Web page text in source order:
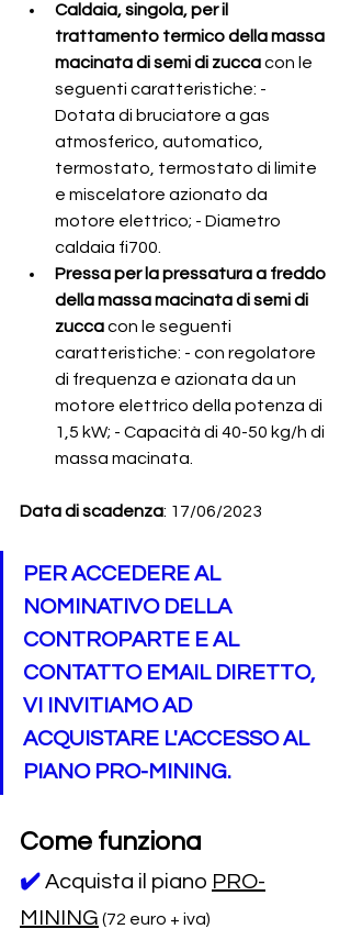
Caldaia, singola, per il
trattamento termico della massa
macinata di semi di zucca con le
seguenti caratteristiche: -
Dotata di bruciatore a gas
atmosferico, automatico,
termostato, termostato di limite
e miscelatore azionato da
motore elettrico; - Diametro
caldaia fi700.
Pressa per la pressatura a freddo
della massa macinata di semi di
zucca con le seguenti
caratteristiche: - con regolatore
di frequenza e azionata da un
motore elettrico della potenza di
1,5 kW; - Capacità di 40-50 kg/h di
massa macinata.
Data di scadenza: 17/06/2023
PER ACCEDERE AL
NOMINATIVO DELLA
CONTROPARTE E AL
CONTATTO EMAIL DIRETTO,
VI INVITIAMO AD
ACQUISTARE L'ACCESSO AL
PIANO PRO-MINING.
Come funziona
✔️ Acquista il piano PRO-
MINING (72 euro + iva)